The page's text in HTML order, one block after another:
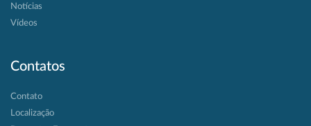
Notícias
Vídeos
Contatos
Contato
Localização